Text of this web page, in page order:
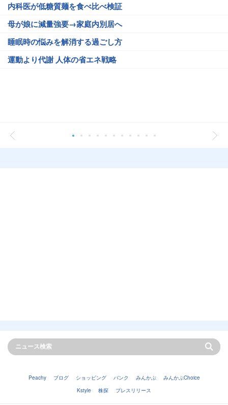
内科医が低糖質麺を食べ比べ検証
母が娘に減量強要→家庭内別居へ
睡眠時の悩みを解消する過ごし方
運動より代謝 人体の省エネ戦略
Peachy ブログ ショッピング バンク みんかぶ
みんかぶChoice
Kstyle
株探 プレスリリース